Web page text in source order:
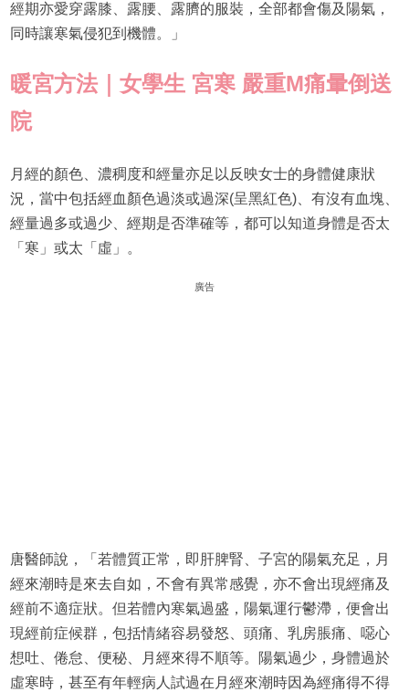
經期亦愛穿露膝、露腰、露臍的服裝，全部都會傷及陽氣，
同時讓寒氣侵犯到機體。」
暖宮方法｜女學生 宮寒 嚴重M痛暈倒送
院
月經的顏色、濃稠度和經量亦足以反映女士的身體健康狀
況，當中包括經血顏色過淡或過深(呈黑紅色)、有沒有血塊、
經量過多或過少、經期是否準確等，都可以知道身體是否太
「寒」或太「虛」。
廣告
唐醫師說，「若體質正常，即肝脾腎、子宮的陽氣充足，月
經來潮時是來去自如，不會有異常感覺，亦不會出現經痛及
經前不適症狀。但若體內寒氣過盛，陽氣運行鬱滯，便會出
現經前症候群，包括情緒容易發怒、頭痛、乳房脹痛、噁心
想吐、倦怠、便秘、月經來得不順等。陽氣過少，身體過於
虛寒時，甚至有年輕病人試過在月經來潮時因為經痛得不得